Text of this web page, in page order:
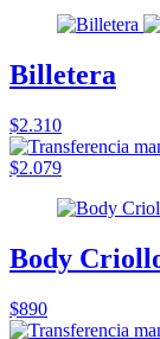
Billetera
$2.310
$2.079
Body
$890